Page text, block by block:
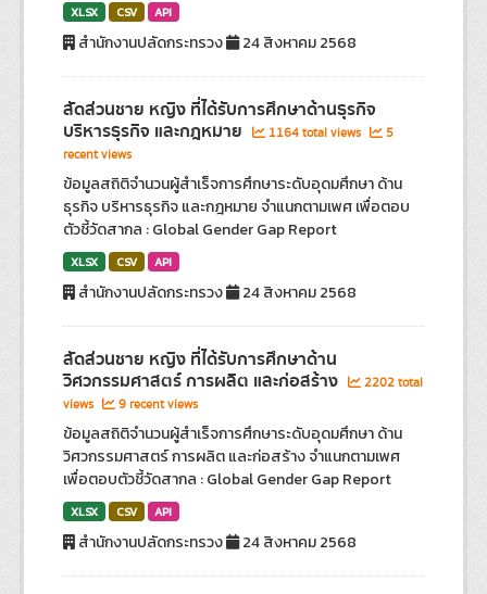
XLSX CSV API
สำนักงานปลัดกระทรวง 24 สิงหาคม 2568
สัดส่วนชาย หญิง ที่ได้รับการศึกษาด้านธุรกิจ
บริหารธุรกิจ และกฎหมาย 1164 total views
5
recent views
ข้อมูลสถิติจำนวนผู้สำเร็จการศึกษาระดับอุดมศึกษา ด้าน
ธุรกิจ บริหารธุรกิจ และกฎหมาย จำแนกตามเพศ เพื่อตอบ
ตัวชี้วัดสากล : Global Gender Gap Report
XLSX CSV API
สำนักงานปลัดกระทรวง 24 สิงหาคม 2568
สัดส่วนชาย หญิง ที่ได้รับการศึกษาด้าน
วิศวกรรมศาสตร์ การผลิต และก่อสร้าง
2202 total
views
9 recent views
ข้อมูลสถิติจำนวนผู้สำเร็จการศึกษาระดับอุดมศึกษา ด้าน
วิศวกรรมศาสตร์ การผลิต และก่อสร้าง จำแนกตามเพศ
เพื่อตอบตัวชี้วัดสากล : Global Gender Gap Report
XLSX CSV API
สำนักงานปลัดกระทรวง 24 สิงหาคม 2568